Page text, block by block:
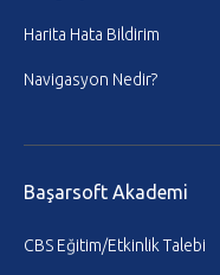
Harita Hata Bildirim
Navigasyon Nedir?
Başarsoft Akademi
CBS Eğitim/Etkinlik Talebi